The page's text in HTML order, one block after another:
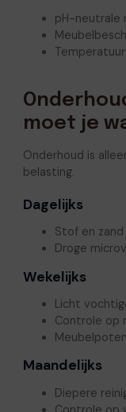
pH-neutrale
moet je
Onderhoud is
belasting.
Dagelijks
Stof en
Droge
Wekelijks
Licht
Controle op
Maandelijks
Diepere